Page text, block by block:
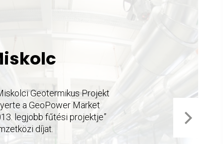
Geotermikus Projekt
a GeoPower Market
legjobb fűtési projektje”
díjat.